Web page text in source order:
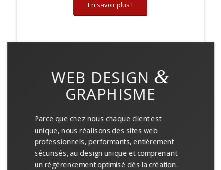
En savoir plus !
WEB DESIGN &
GRAPHISME
Parce que chez nous chaque client est
unique, nous réalisons des sites web
professionnels, performants, entièrement
sécurisés, au design unique et comprenant
un régérencement optimisé dès la création.